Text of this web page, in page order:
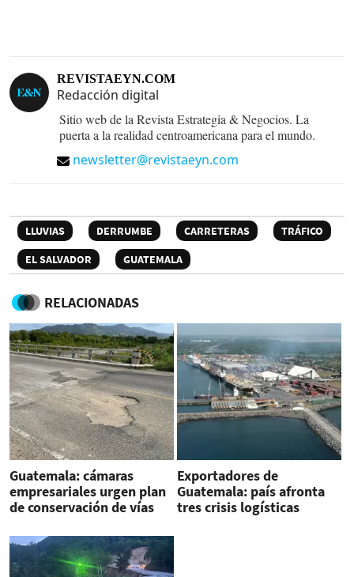
REVISTAEYN.COM
Redacción digital
Sitio web de la Revista Estrategia & Negocios. La
puerta a la realidad centroamericana para el mundo.
newsletter@revistaeyn.com
LLUVIAS DERRUMBE CARRETERAS
TRÁFICO
EL SALVADOR
GUATEMALA
RELACIONADAS
Guatemala: cámaras
empresariales urgen plan
de conservación de vías
Exportadores de
Guatemala: país afronta
tres crisis logísticas